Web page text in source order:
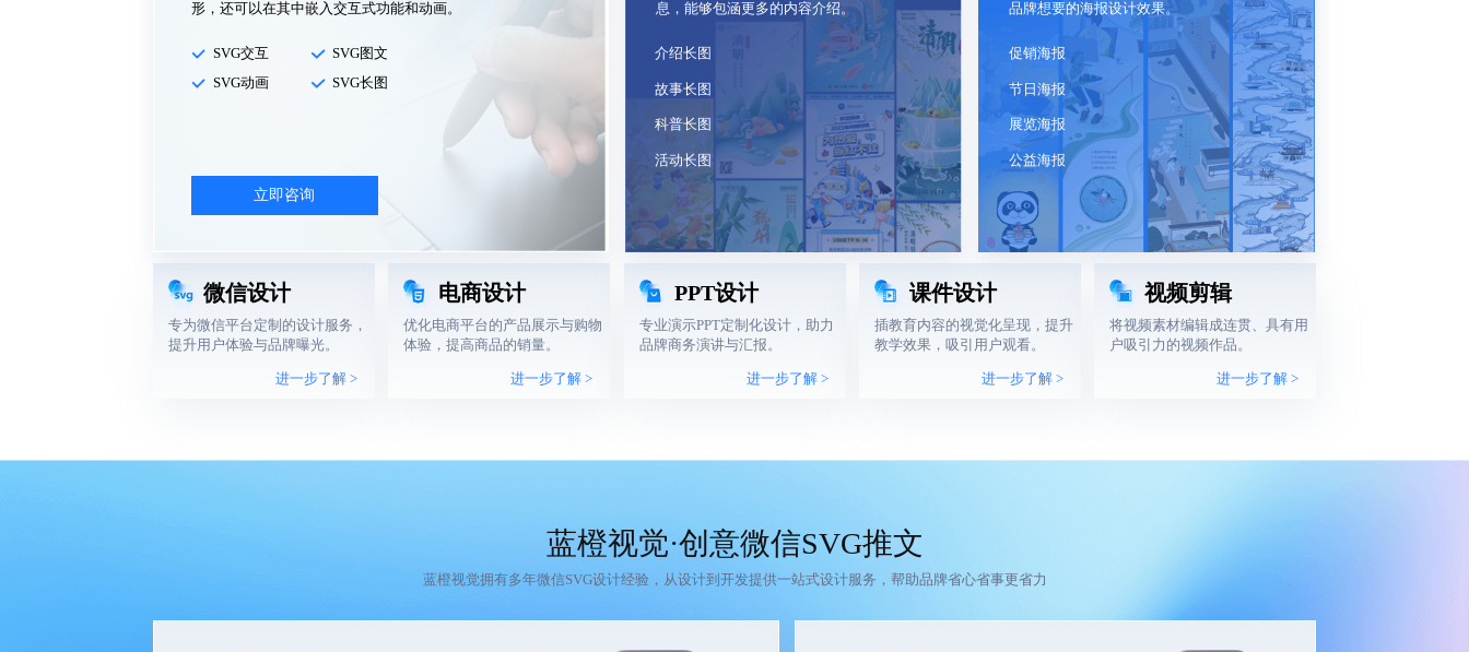
形，还可以在其中嵌入交互式功能和动画。
SVG交互
SVG图文
SVG动画
SVG长图
立即咨询
息，能够包涵更多的内容介绍。
介绍长图
故事长图
科普长图
活动长图
品牌想要的海报设计效果。
促销海报
节日海报
展览海报
公益海报
微信设计
专为微信平台定制的设计服务，
提升用户体验与品牌曝光。
进一步了解 >
电商设计
优化电商平台的产品展示与购物
体验，提高商品的销量。
进一步了解 >
PPT设计
专业演示PPT定制化设计，助力
品牌商务演讲与汇报。
进一步了解 >
课件设计
插教育内容的视觉化呈现，提升
教学效果，吸引用户观看。
进一步了解 >
视频剪辑
将视频素材编辑成连贯、具有用
户吸引力的视频作品。
进一步了解 >
蓝橙视觉·创意微信SVG推文
蓝橙视觉拥有多年微信SVG设计经验，从设计到开发提供一站式设计服务，帮助品牌省心省事更省力